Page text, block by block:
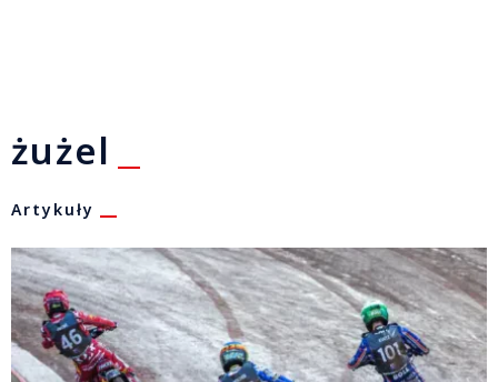
żużel
Artykuły